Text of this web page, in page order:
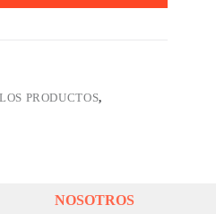
PRODUCTOS,
NOSOTROS